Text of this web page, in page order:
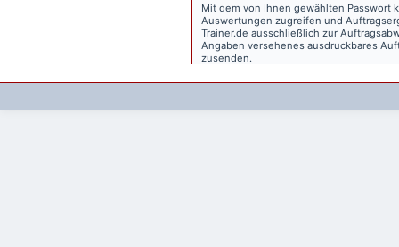
Mit dem von Ihnen gewählten Passwort
Auswertungen zugreifen und
Trainer.de ausschließlich zur
Angaben versehenes ausdruckbares
zusenden.